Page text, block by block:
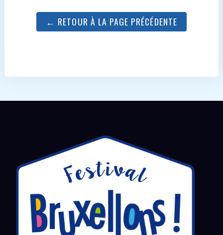
← RETOUR À LA PAGE PRÉCÉDENTE